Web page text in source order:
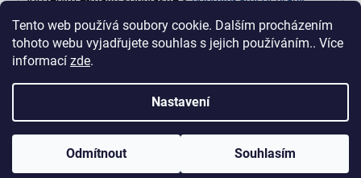
Tento web používá soubory cookie. Dalším procházením
tohoto webu vyjadřujete souhlas s jejich používáním.. Více
informací zde.
Nastavení
Odmítnout Souhlasím
osobních údajů
PŘIHLÁSIT SE
Copyright 2026Fishingsport.cz . Všechna práva vyhrazena.